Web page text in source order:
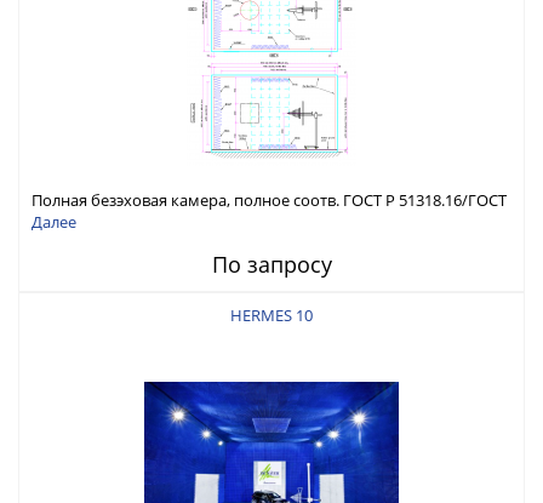
Полная безэховая камера, полное соотв. ГОСТ Р 51318.16/ГОСТ
Р 51317.4.3
Далее
По запросу
HERMES 10